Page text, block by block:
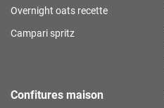
Overnight oats recette
Campari spritz
Confitures maison